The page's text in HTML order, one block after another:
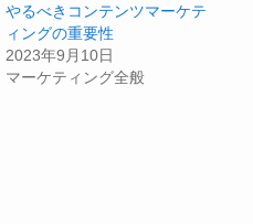
やるべきコンテンツマーケテ
ィングの重要性
2023年9月10日
マーケティング全般